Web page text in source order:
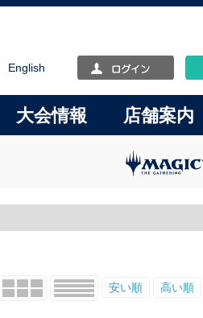
English
大会情報 店舗案内
安い順
高い順